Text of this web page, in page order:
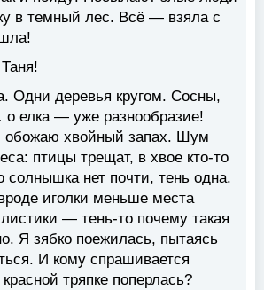
в темный лес. Всё — взяла с
Одни деревья кругом. Сосны,
елка — уже разнообразие!
обожаю хвойный запах. Шум
птицы трещат, в хвое кто-то
солнышка нет почти, тень одна.
иголки меньше места
— тень-то почему такая
Я зябко поежилась, пытаясь
И кому спрашивается
тряпке поперлась?